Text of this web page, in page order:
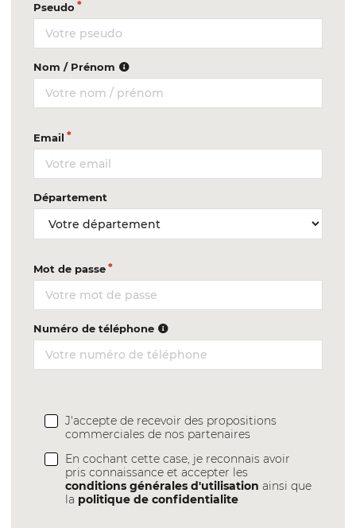
Pseudo
Nom / Prénom
Email
Département
Mot de passe
Numéro de téléphone
J'accepte de recevoir des propositions
commerciales de nos partenaires
En cochant cette case, je reconnais avoir
pris connaissance et accepter les
conditions générales d'utilisation ainsi que
la politique de confidentialite